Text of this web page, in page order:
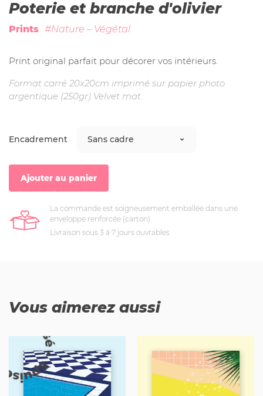
Poterie et branche d'olivier
Prints #Nature – Végétal
Print original parfait pour décorer vos intérieurs.
Format carré 20x20cm imprimé sur papier photo
argentique (250gr) Velvet mat.
Encadrement
Ajouter au panier
La commande est soigneusement emballée dans une
enveloppe renforcée (carton).
Livraison sous 3 à 7 jours ouvrables
Vous aimerez aussi